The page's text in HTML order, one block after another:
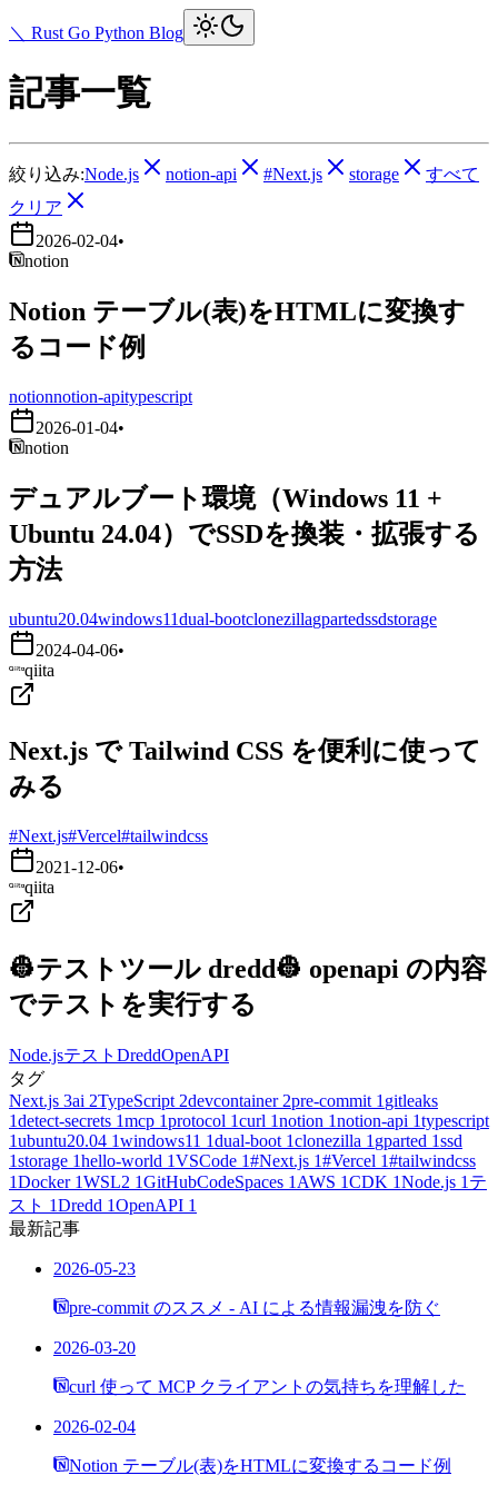
＼ Rust Go Python Blog
記事一覧
絞り込み:Node.js notion-api #Next.js storage
すべて
クリア
2026-02-04•
notion
Notion テーブル(表)をHTMLに変換す
るコード例
notionnotion-apitypescript
2026-01-04•
notion
デュアルブート環境（Windows 11 +
Ubuntu 24.04）でSSDを換装・拡張する
方法
ubuntu20.04windows11dual-bootclonezillagpartedssdstorage
2024-04-06•
qiita
Next.js で Tailwind CSS を便利に使って
みる
#Next.js#Vercel#tailwindcss
2021-12-06•
qiita
👷テストツール dredd👷 openapi の内容
でテストを実行する
Node.jsテスト DreddOpenAPI
タグ
Next.js 3ai 2TypeScript 2devcontainer 2pre-commit 1 gitleaks
1detect-secrets 1mcp 1protocol 1curl 1notion 1notion-api 1typescript
1ubuntu20.04 1windows11 1dual-boot 1clonezilla 1 gparted 1ssd
1storage 1hello-world 1VSCode 1#Next.js 1#Vercel 1#tailwindcss
1Docker 1WSL2 1GitHubCodeSpaces 1 AWS 1CDK 1Node.js 1 テ
スト 1Dredd 1OpenAPI 1
最新記事
2026-05-23
pre-commit のススメ - AI による情報漏洩を防ぐ
2026-03-20
curl 使って MCP クライアントの気持ちを理解した
2026-02-04
Notion テーブル(表)をHTMLに変換するコード例